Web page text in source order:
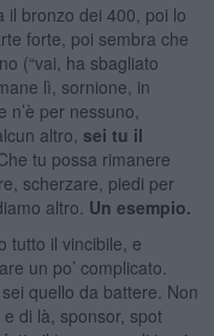
il bronzo dei 400, poi lo
forte, poi sembra che
(“vai, ha sbagliato
lì, sornione, in
per nessuno,
altro, sei tu il
Che tu possa rimanere
scherzare, piedi per
altro. Un esempio.
tutto il vincibile, e
un po’ complicato.
quello da battere. Non
di là, sponsor, spot